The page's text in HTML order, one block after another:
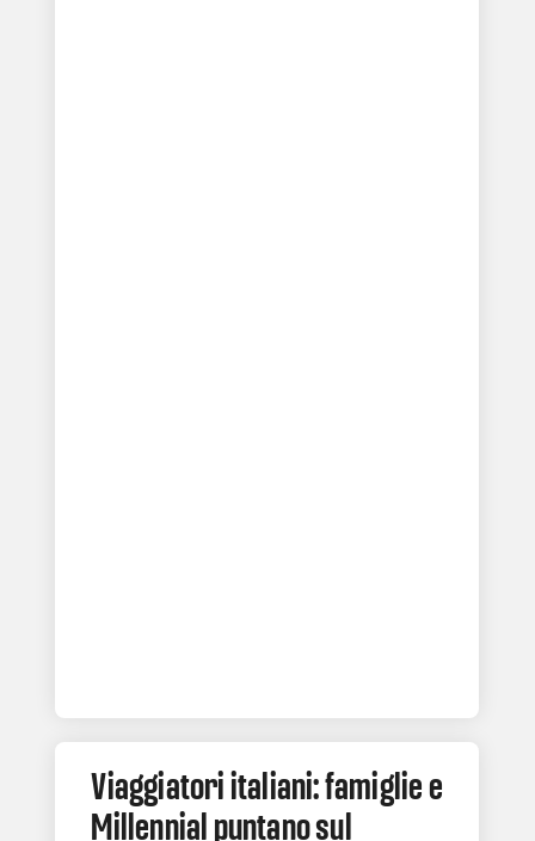
Viaggiatori italiani: famiglie e
Millennial puntano sul